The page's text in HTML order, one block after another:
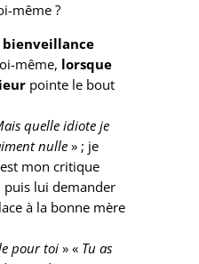
même ?
bienveillance
même, lorsque
pointe le bout
quelle idiote je
nulle» ; je
mon critique
lui demander
à la bonne mère
pour toi» « Tu as